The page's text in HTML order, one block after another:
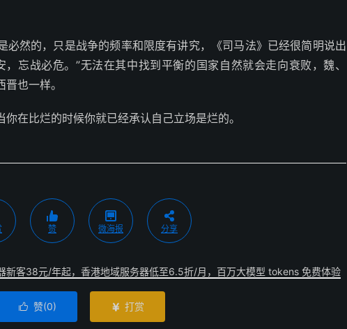
必然的，只是战争的频率和限度有讲究，《司马法》已经很简明说出
忘战必危。”无法在其中找到平衡的国家自然就会走向衰败，魏、
也一样。
在比烂的时候你就已经承认自己立场是烂的。
赞 微海报 分享
新客38元/年起，香港地域服务器低至6.5折/月，百万大模型 tokens 免费体验
 赞(0)  打赏